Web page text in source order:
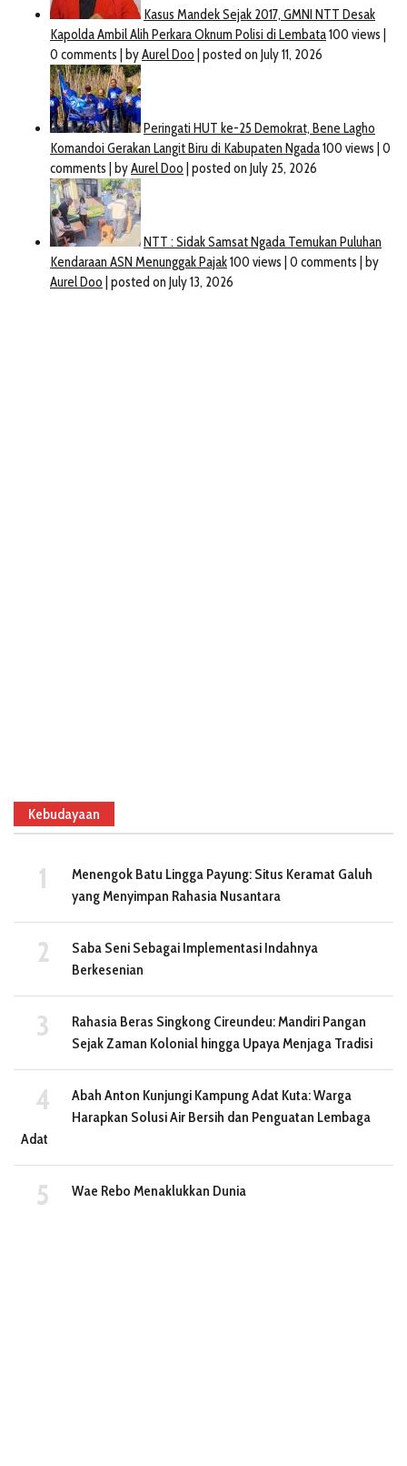
Kebudayaan
Menengok Batu Lingga Payung: Situs Keramat Galuh
yang Menyimpan Rahasia Nusantara
Saba Seni Sebagai Implementasi Indahnya
Berkesenian
Rahasia Beras Singkong Cireundeu: Mandiri Pangan
Sejak Zaman Kolonial hingga Upaya Menjaga Tradisi
Abah Anton Kunjungi Kampung Adat Kuta: Warga
Harapkan Solusi Air Bersih dan Penguatan Lembaga
Adat
Wae Rebo Menaklukkan Dunia